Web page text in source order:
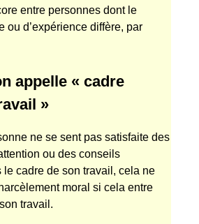
entre personnes dont le
ou d’expérience diffère, par
appelle « cadre
»
ne se sent pas satisfaite des
ou des conseils
le cadre de son travail, cela ne
moral si cela entre
travail.